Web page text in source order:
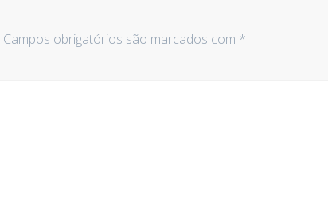
Campos obrigatórios são marcados com *